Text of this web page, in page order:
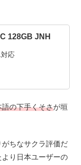
128GB JNH
応
語の下手くそさが垣
ちなサクラ評価だ
り日本ユーザーの